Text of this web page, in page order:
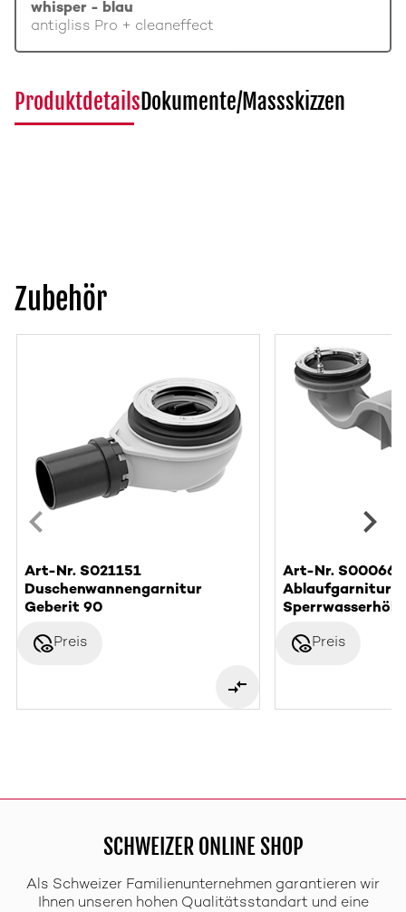
whisper - blau
antigliss Pro + cleaneffect
ProduktdetailsDokumente/Massskizzen
Zubehör
Art-Nr. S021151
Duschenwannengarnitur
Geberit 90
disabled_visiblePreis
Art-Nr. S000662
Ablaufgarnitur
disabled_visiblePreis
SCHWEIZER ONLINE SHOP
Als Schweizer Familienunternehmen garantieren wir
Ihnen unseren hohen Qualitätsstandart und eine